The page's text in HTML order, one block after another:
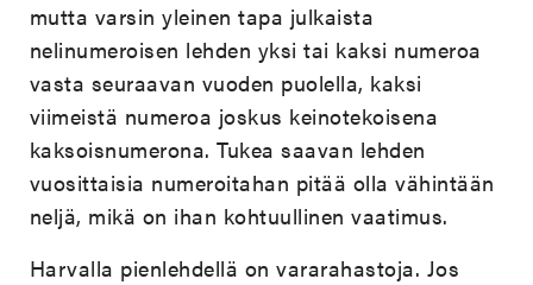
mutta varsin yleinen tapa julkaista
nelinumeroisen lehden yksi tai kaksi numeroa
vasta seuraavan vuoden puolella, kaksi
viimeistä numeroa joskus keinotekoisena
kaksoisnumerona. Tukea saavan lehden
vuosittaisia numeroitahan pitää olla vähintään
neljä, mikä on ihan kohtuullinen vaatimus.
Harvalla pienlehdellä on vararahastoja. Jos